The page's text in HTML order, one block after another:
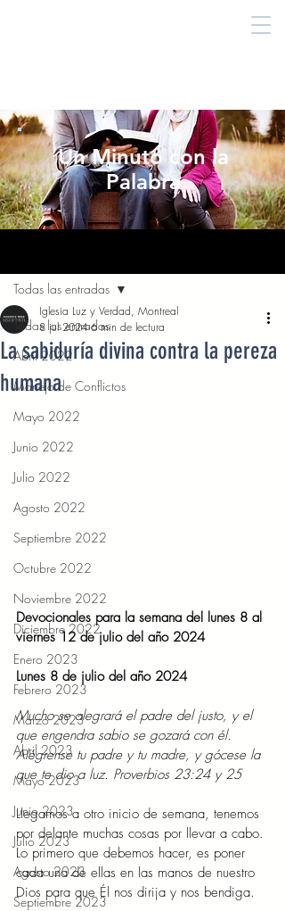
Un Minuto con la
Palabra
Todas las entradas
Abril 2022
Manejo de Conflictos
Mayo 2022
Junio 2022
Julio 2022
Agosto 2022
Septiembre 2022
Octubre 2022
Noviembre 2022
Diciembre 2022
Enero 2023
Febrero 2023
Marzo 2023
Abril 2023
Mayo 2023
Junio 2023
Julio 2023
Agosto 2023
Septiembre 2023
Todas las entradas
La sabiduría divina contra la pereza
humana
Iglesia Luz y Verdad, Montreal
8 jul 2024 6 min de lectura
Devocionales para la semana del lunes 8 al
viernes 12 de julio del año 2024
Lunes 8 de julio del año 2024
Mucho se alegrará el padre del justo, y el
que engendra sabio se gozará con él.
Alégrense tu padre y tu madre, y gócese la
que te dio a luz. Proverbios 23:24 y 25
Llegamos a otro inicio de semana, tenemos
por delante muchas cosas por llevar a cabo.
Lo primero que debemos hacer, es poner
cada una de ellas en las manos de nuestro
Dios para que Él nos dirija y nos bendiga.